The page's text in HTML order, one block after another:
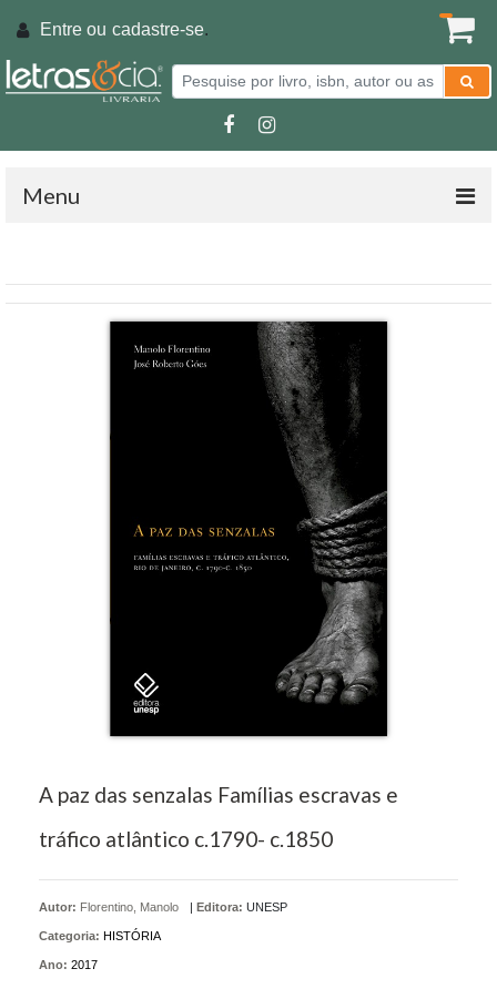
Entre ou cadastre-se.
Menu
A paz das senzalas Famílias escravas e
tráfico atlântico c.1790- c.1850
Autor: Florentino, Manolo | Editora: UNESP
Categoria: HISTÓRIA
Ano: 2017